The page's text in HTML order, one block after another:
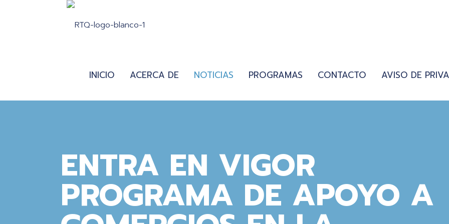
INICIO ACERCA DE NOTICIAS PROGRAMAS CONTACTO AVISO DE
ENTRA EN VIGOR
PROGRAMA DE APOYO A